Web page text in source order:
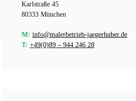
Karlstraße 45
80333 München
M: info@malerbetrieb-jaegerhuber.de
T: +49(0)89 – 944 246 28